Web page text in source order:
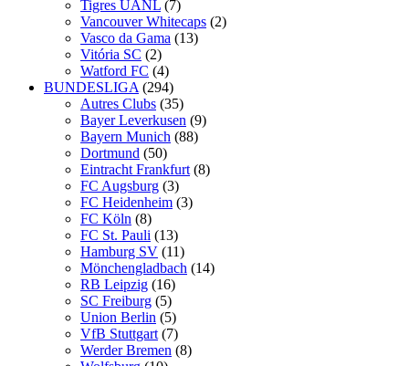
Tigres UANL (7)
Vancouver Whitecaps (2)
Vasco da Gama (13)
Vitória SC (2)
Watford FC (4)
BUNDESLIGA (294)
Autres Clubs (35)
Bayer Leverkusen (9)
Bayern Munich (88)
Dortmund (50)
Eintracht Frankfurt (8)
FC Augsburg (3)
FC Heidenheim (3)
FC Köln (8)
FC St. Pauli (13)
Hamburg SV (11)
Mönchengladbach (14)
RB Leipzig (16)
SC Freiburg (5)
Union Berlin (5)
VfB Stuttgart (7)
Werder Bremen (8)